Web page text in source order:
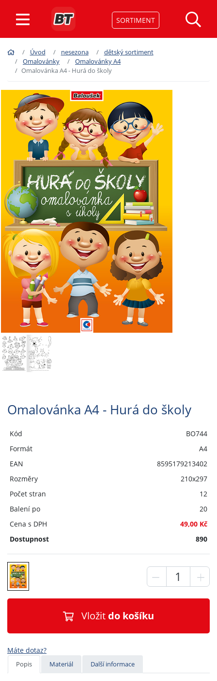
SORTIMENT
Úvod nesezona
dětský sortiment
Omalovánky
Omalovánky A4
Omalovánka A4 - Hurá do školy
Omalovánka A4 - Hurá do školy
Kód
BO744
Formát
A4
EAN
8595179213402
Rozměry
210x297
Počet stran
12
Balení po
20
Cena s DPH
49,00 Kč
Dostupnost
890
Vložit do košíku
Máte dotaz?
Popis Materiál Další informace